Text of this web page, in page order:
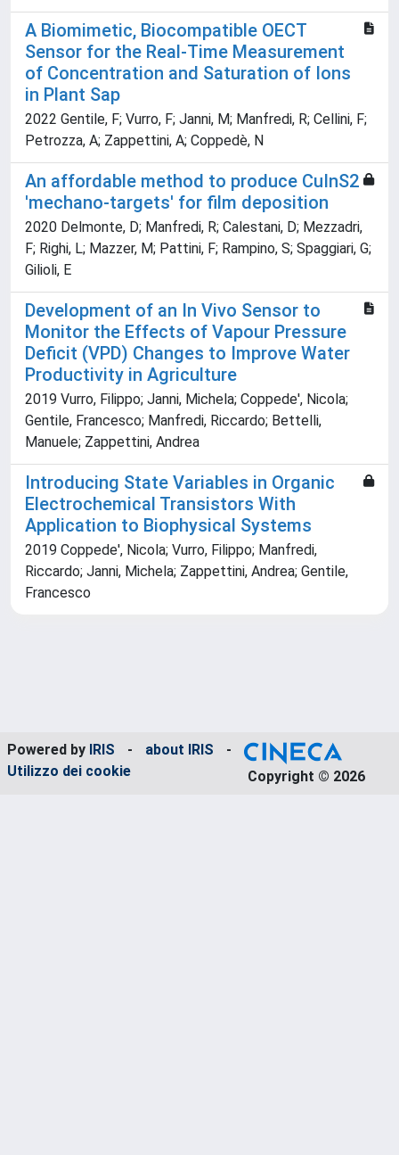
A Biomimetic, Biocompatible OECT
Sensor for the Real-Time Measurement
of Concentration and Saturation of Ions
in Plant Sap
2022 Gentile, F; Vurro, F; Janni, M; Manfredi, R; Cellini, F;
Petrozza, A; Zappettini, A; Coppedè, N
An affordable method to produce CuInS2
'mechano-targets' for film deposition
2020 Delmonte, D; Manfredi, R; Calestani, D; Mezzadri,
F; Righi, L; Mazzer, M; Pattini, F; Rampino, S; Spaggiari, G;
Gilioli, E
Development of an In Vivo Sensor to
Monitor the Effects of Vapour Pressure
Deficit (VPD) Changes to Improve Water
Productivity in Agriculture
2019 Vurro, Filippo; Janni, Michela; Coppede', Nicola;
Gentile, Francesco; Manfredi, Riccardo; Bettelli,
Manuele; Zappettini, Andrea
Introducing State Variables in Organic
Electrochemical Transistors With
Application to Biophysical Systems
2019 Coppede', Nicola; Vurro, Filippo; Manfredi,
Riccardo; Janni, Michela; Zappettini, Andrea; Gentile,
Francesco
Powered by IRIS - about IRIS
-
Utilizzo dei cookie
Copyright © 2026